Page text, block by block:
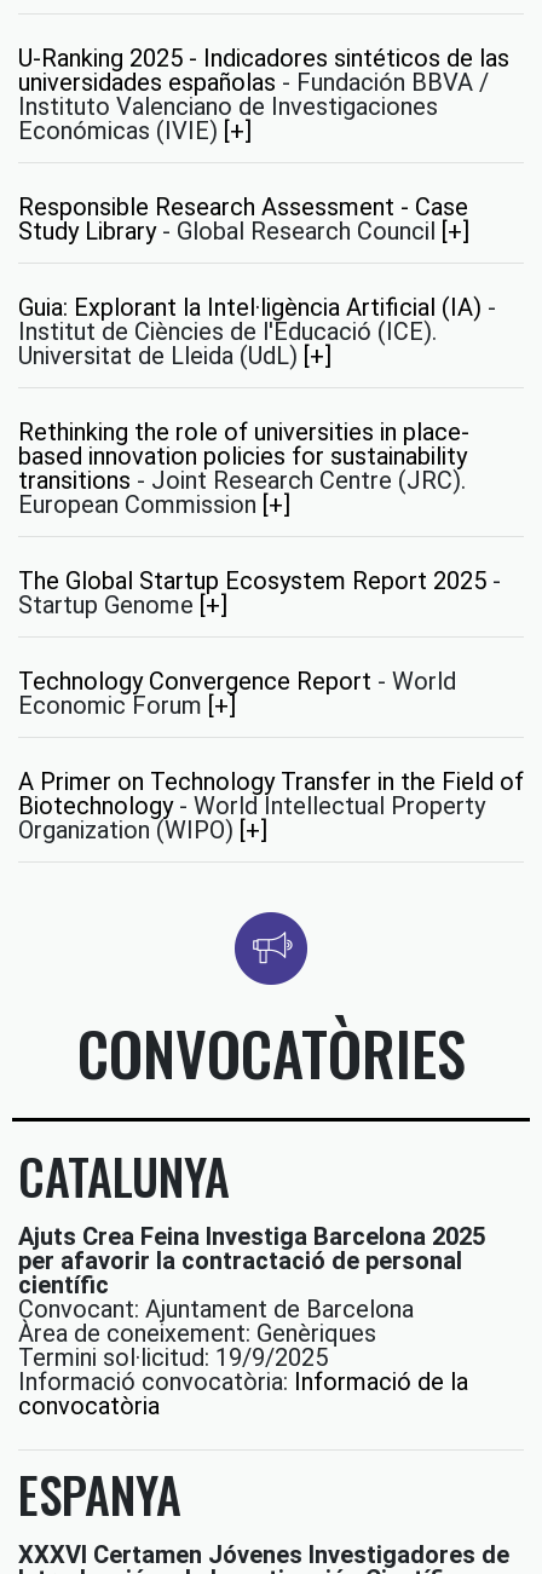
U-Ranking 2025 - Indicadores sintéticos de las
universidades españolas - Fundación BBVA /
Instituto Valenciano de Investigaciones
Económicas (IVIE) [+]
Responsible Research Assessment - Case
Study Library- Global Research Council [+]
Guia: Explorant la Intel·ligència Artificial (IA) -
Institut de Ciències de l'Educació (ICE).
Universitat de Lleida (UdL) [+]
Rethinking the role of universities in place-
based innovation policies for sustainability
transitions - Joint Research Centre (JRC).
European Commission [+]
The Global Startup Ecosystem Report 2025 -
Startup Genome [+]
Technology Convergence Report - World
Economic Forum [+]
A Primer on Technology Transfer in the Field of
Biotechnology- World Intellectual Property
Organization (WIPO) [+]
CONVOCATÒRIES
CATALUNYA
Ajuts Crea Feina Investiga Barcelona 2025
per afavorir la contractació de personal
científic
Convocant: Ajuntament de Barcelona
Àrea de coneixement: Genèriques
Termini sol·licitud: 19/9/2025
Informació convocatòria: Informació de la
convocatòria
ESPANYA
XXXVI Certamen Jóvenes Investigadores de